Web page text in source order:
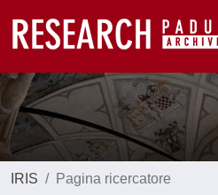
IRIS Pagina ricercatore